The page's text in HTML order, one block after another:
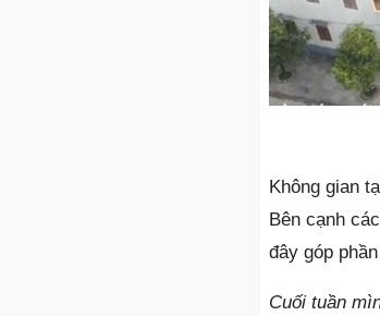
Không gian
Bên cạnh
đây góp
Cuối tuần